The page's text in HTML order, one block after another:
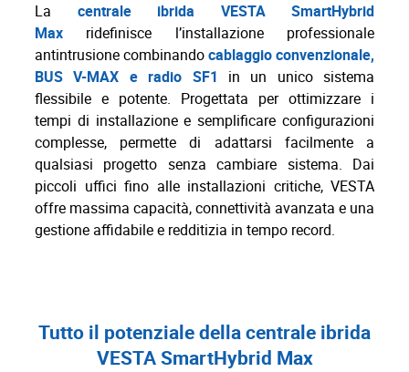
La centrale ibrida VESTA SmartHybrid
Max ridefinisce l’installazione professionale
antintrusione combinandocablaggio convenzionale,
BUS V-MAX e radio SF1 in un unico sistema
flessibile e potente. Progettata per ottimizzare i
tempi di installazione e semplificare configurazioni
complesse, permette di adattarsi facilmente a
qualsiasi progetto senza cambiare sistema. Dai
piccoli uffici fino alle installazioni critiche, VESTA
offre massima capacità, connettività avanzata e una
gestione affidabile e redditizia in tempo record.
Tutto il potenziale della centrale ibrida
VESTA SmartHybrid Max